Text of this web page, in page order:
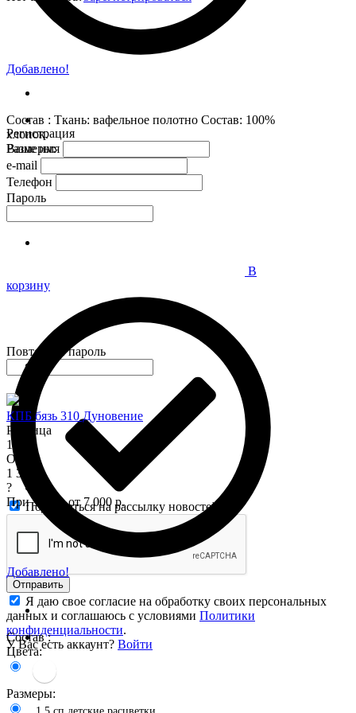
Добавлено!
Состав : Ткань: вафельное полотно Состав: 100%
хлопок.
Размеры:
В
корзину
Добавлено!
Состав :
Цвета:
Размеры:
КПБ бязь 310 Дуновение
Розница
1 575
Опт
1 345
?
При заказе от 7 000 р.
Регистрация
Ваше имя
e-mail
Телефон
Пароль
Повторите пароль
Подписаться на рассылку новостей
Отправить
Я даю свое согласие на обработку своих персональных
данных и соглашаюсь с условиями Политики
конфиденциальности.
У Вас есть аккаунт? Войти